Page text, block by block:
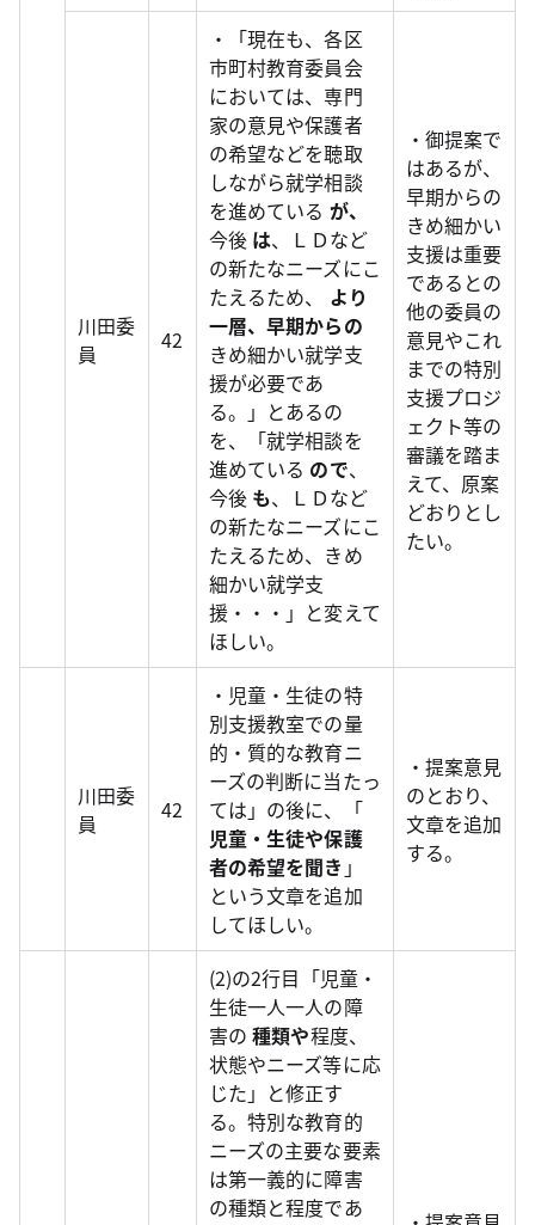
川田委
員
42
・「現在も、各区
市町村教育委員会
においては、専門
家の意見や保護者
の希望などを聴取
しながら就学相談
を進めている が、
今後 は、ＬＤなど
の新たなニーズにこ
たえるため、 より
一層、早期からの
きめ細かい就学支
援が必要であ
る。」とあるの
を、「就学相談を
進めている ので、
今後 も、ＬＤなど
の新たなニーズにこ
たえるため、きめ
細かい就学支
援・・・」と変えて
ほしい。
・御提案で
はあるが、
早期からの
きめ細かい
支援は重要
であるとの
他の委員の
意見やこれ
までの特別
支援プロジ
ェクト等の
審議を踏ま
えて、原案
どおりとし
たい。
川田委
員
42
・児童・生徒の特
別支援教室での量
的・質的な教育ニ
ーズの判断に当たっ
ては」の後に、「
児童・生徒や保護
者の希望を聞き 」
という文章を追加
してほしい。
・提案意見
のとおり、
文章を追加
する。
(2)の2行目「児童・
生徒一人一人の障
害の種類や程度、
状態やニーズ等に応
じた」と修正す
る。特別な教育的
ニーズの主要な要素
は第一義的に障害
の種類と程度であ